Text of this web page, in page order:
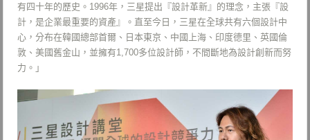
有四十年的歷史。1996年，三星提出『設計革新』的理念，主張『設
計，是企業最重要的資產』。直至今日，三星在全球共有六個設計中
心，分布在韓國總部首爾、日本東京、中國上海、印度德里、英國倫
敦、美國舊金山，並擁有1,700多位設計師，不間斷地為設計創新而努
力。」